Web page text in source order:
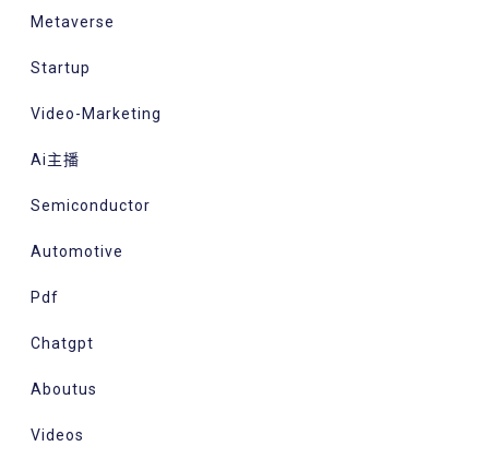
Metaverse
Startup
Video-Marketing
Ai主播
Semiconductor
Automotive
Pdf
Chatgpt
Aboutus
Videos